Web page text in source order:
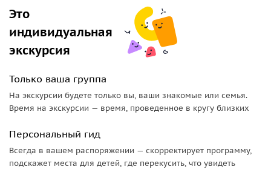
Это
индивидуальная
экскурсия
Только ваша группа
На экскурсии будете только вы, ваши знакомые или семья.
Время на экскурсии — время, проведенное в кругу близких
Персональный гид
Всегда в вашем распоряжении — скорректирует программу,
подскажет места для детей, где перекусить, что увидеть